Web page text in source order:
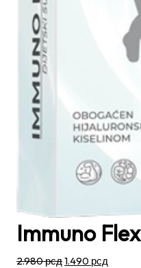
Immuno Flex
2.980рсдОригинална
1.490 рсд